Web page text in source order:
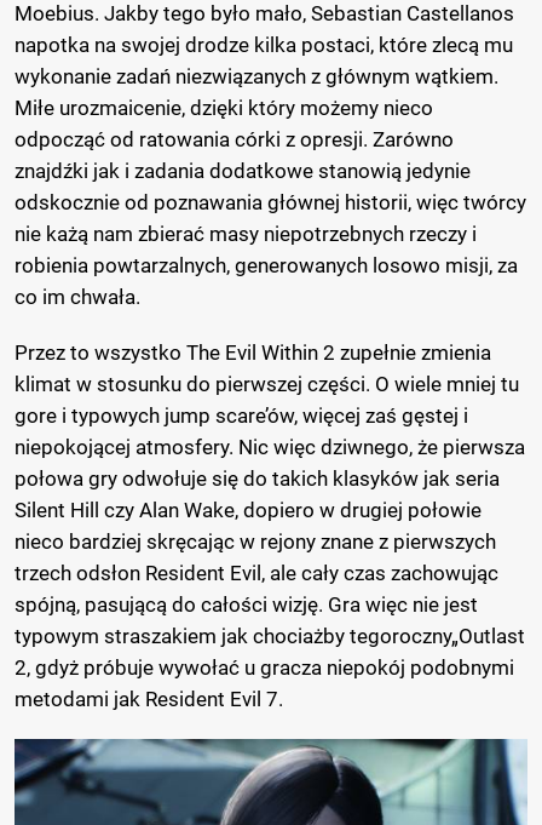
Moebius. Jakby tego było mało, Sebastian Castellanos
napotka na swojej drodze kilka postaci, które zlecą mu
wykonanie zadań niezwiązanych z głównym wątkiem.
Miłe urozmaicenie, dzięki który możemy nieco
odpocząć od ratowania córki z opresji. Zarówno
znajdźki jak i zadania dodatkowe stanowią jedynie
odskocznie od poznawania głównej historii, więc twórcy
nie każą nam zbierać masy niepotrzebnych rzeczy i
robienia powtarzalnych, generowanych losowo misji, za
co im chwała.
Przez to wszystko The Evil Within 2 zupełnie zmienia
klimat w stosunku do pierwszej części. O wiele mniej tu
gore i typowych jump scare’ów, więcej zaś gęstej i
niepokojącej atmosfery. Nic więc dziwnego, że pierwsza
połowa gry odwołuje się do takich klasyków jak seria
Silent Hill czy Alan Wake, dopiero w drugiej połowie
nieco bardziej skręcając w rejony znane z pierwszych
trzech odsłon Resident Evil, ale cały czas zachowując
spójną, pasującą do całości wizję. Gra więc nie jest
typowym straszakiem jak chociażby tegoroczny„Outlast
2, gdyż próbuje wywołać u gracza niepokój podobnymi
metodami jak Resident Evil 7.